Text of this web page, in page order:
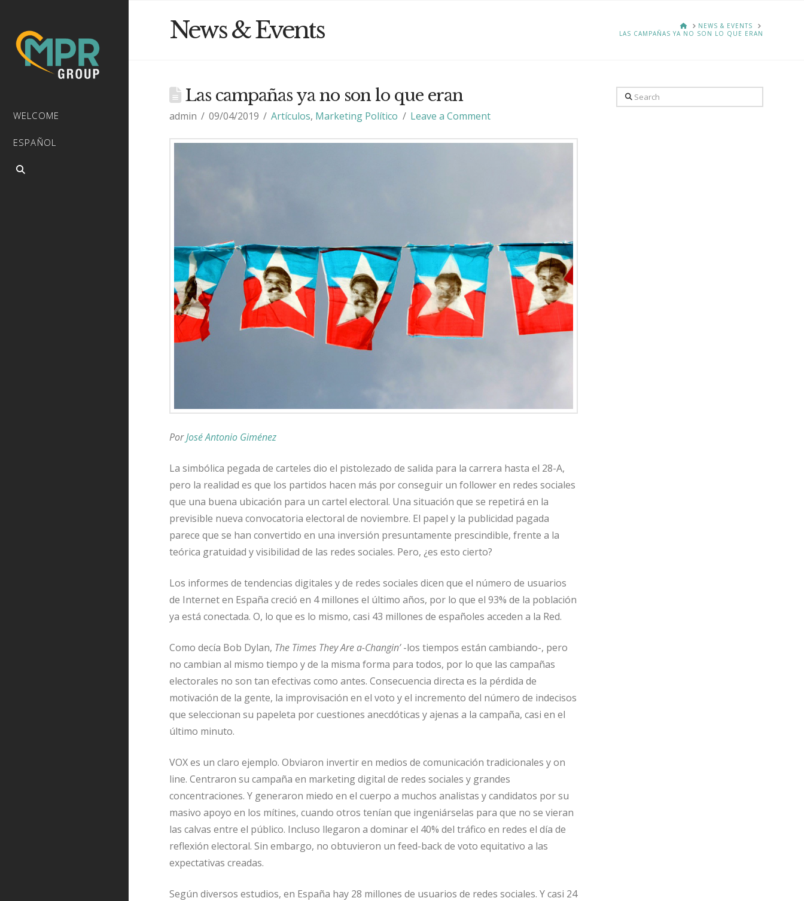
WELCOME
ESPAÑOL
News & Events HOMENEWS & EVENTS
LAS CAMPAÑAS YA NO SON LO QUE ERAN
Las campañas ya no son lo que eran
admin 09/04/2019 Artículos, Marketing Político Leave a Comment
PorJosé Antonio Giménez
La simbólica pegada de carteles dio el pistolezado de salida para la carrera hasta el 28-A,
pero la realidad es que los partidos hacen más por conseguir un follower en redes sociales
que una buena ubicación para un cartel electoral. Una situación que se repetirá en la
previsible nueva convocatoria electoral de noviembre. El papel y la publicidad pagada
parece que se han convertido en una inversión presuntamente prescindible, frente a la
teórica gratuidad y visibilidad de las redes sociales. Pero, ¿es esto cierto?
Los informes de tendencias digitales y de redes sociales dicen que el número de usuarios
de Internet en España creció en 4 millones el último años, por lo que el 93% de la población
ya está conectada. O, lo que es lo mismo, casi 43 millones de españoles acceden a la Red.
Como decía Bob Dylan, The Times They Are a-Changin’-los tiempos están cambiando-, pero
no cambian al mismo tiempo y de la misma forma para todos, por lo que las campañas
electorales no son tan efectivas como antes. Consecuencia directa es la pérdida de
motivación de la gente, la improvisación en el voto y el incremento del número de indecisos
que seleccionan su papeleta por cuestiones anecdóticas y ajenas a la campaña, casi en el
último minuto.
VOX es un claro ejemplo. Obviaron invertir en medios de comunicación tradicionales y on
line. Centraron su campaña en marketing digital de redes sociales y grandes
concentraciones. Y generaron miedo en el cuerpo a muchos analistas y candidatos por su
masivo apoyo en los mítines, cuando otros tenían que ingeniárselas para que no se vieran
las calvas entre el público. Incluso llegaron a dominar el 40% del tráfico en redes el día de
reflexión electoral. Sin embargo, no obtuvieron un feed-back de voto equitativo a las
expectativas creadas.
Según diversos estudios, en España hay 28 millones de usuarios de redes sociales. Y casi 24
Search